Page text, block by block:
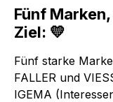
Fünf
Ziel: 💛
Fünf starke
FALLER und
IGEMA